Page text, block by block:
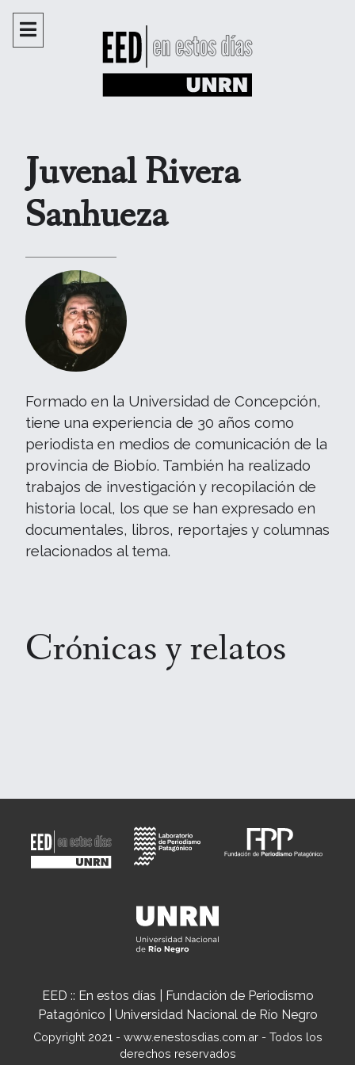
Juvenal Rivera
Sanhueza
Formado en la Universidad de Concepción,
tiene una experiencia de 30 años como
periodista en medios de comunicación de la
provincia de Biobío. También ha realizado
trabajos de investigación y recopilación de
historia local, los que se han expresado en
documentales, libros, reportajes y columnas
relacionados al tema.
Crónicas y relatos
EED :: En estos días | Fundación de Periodismo
Patagónico | Universidad Nacional de Río Negro
Copyright 2021 - www.enestosdias.com.ar - Todos los
derechos reservados